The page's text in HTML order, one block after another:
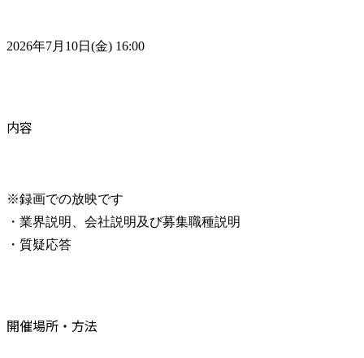
2026年7月10日(金) 16:00
内容
※録画での放映です
・業界説明、会社説明及び募集職種説明
・質疑応答
開催場所・方法